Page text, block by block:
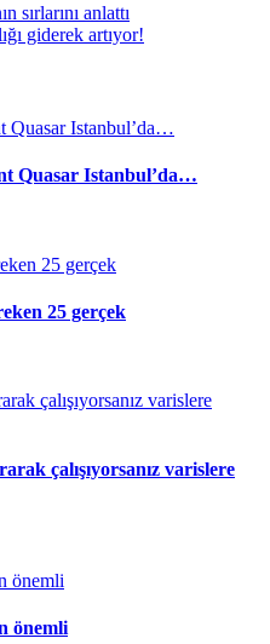
sırlarını anlattı
giderek artıyor!
Quasar Istanbul’da…
25 gerçek
çalışıyorsanız varislere
önemli